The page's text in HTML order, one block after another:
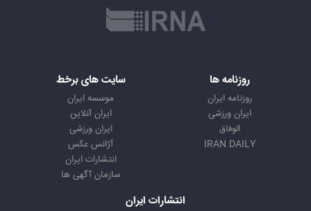
روزنامه ها
روزنامه ایران
ایران ورزشی
الوفاق
IRAN DAILY
سایت های برخط
موسسه ایران
ایران آنلاین
ایران ورزشی
آژانس عکس
انتشارات ایران
سازمان آگهی ها
انتشارات ایران